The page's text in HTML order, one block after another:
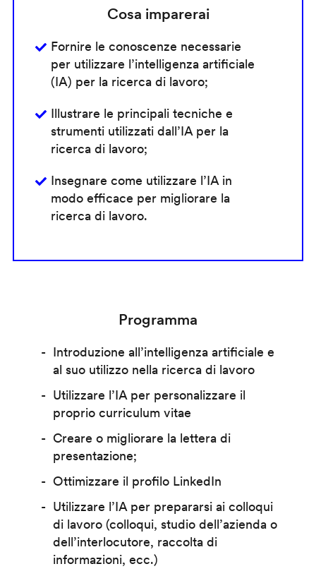
Cosa imparerai
Fornire le conoscenze necessarie
per utilizzare l’intelligenza artificiale
(IA) per la ricerca di lavoro;
Illustrare le principali tecniche e
strumenti utilizzati dall’IA per la
ricerca di lavoro;
Insegnare come utilizzare l’IA in
modo efficace per migliorare la
ricerca di lavoro.
Programma
Introduzione all’intelligenza artificiale e
al suo utilizzo nella ricerca di lavoro
Utilizzare l’IA per personalizzare il
proprio curriculum vitae
Creare o migliorare la lettera di
presentazione;
Ottimizzare il profilo LinkedIn
Utilizzare l’IA per prepararsi ai colloqui
di lavoro (colloqui, studio dell’azienda o
dell’interlocutore, raccolta di
informazioni, ecc.)